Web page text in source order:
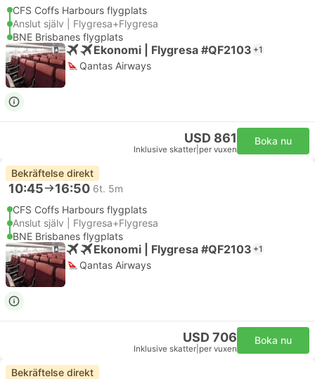
CFS Coffs Harbours flygplats
Anslut själv | Flygresa+Flygresa
BNE Brisbanes flygplats
Ekonomi | Flygresa #QF2103 +1
Qantas Airways
USD 861
Inklusive skatter per vuxen
Boka nu
Bekräftelse direkt
10:45 16:50 6t. 5m
CFS Coffs Harbours flygplats
Anslut själv | Flygresa+Flygresa
BNE Brisbanes flygplats
Ekonomi | Flygresa #QF2103 +1
Qantas Airways
USD 706
Inklusive skatter per vuxen
Boka nu
Bekräftelse direkt